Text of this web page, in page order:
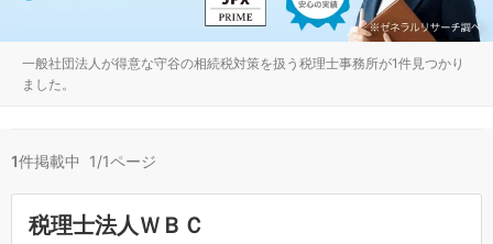
一般社団法人が得意な守谷の相続税対策を扱う税理士事務所が1件見つかり
ました。
1件掲載中 1/1ページ
税理士法人ＷＢＣ